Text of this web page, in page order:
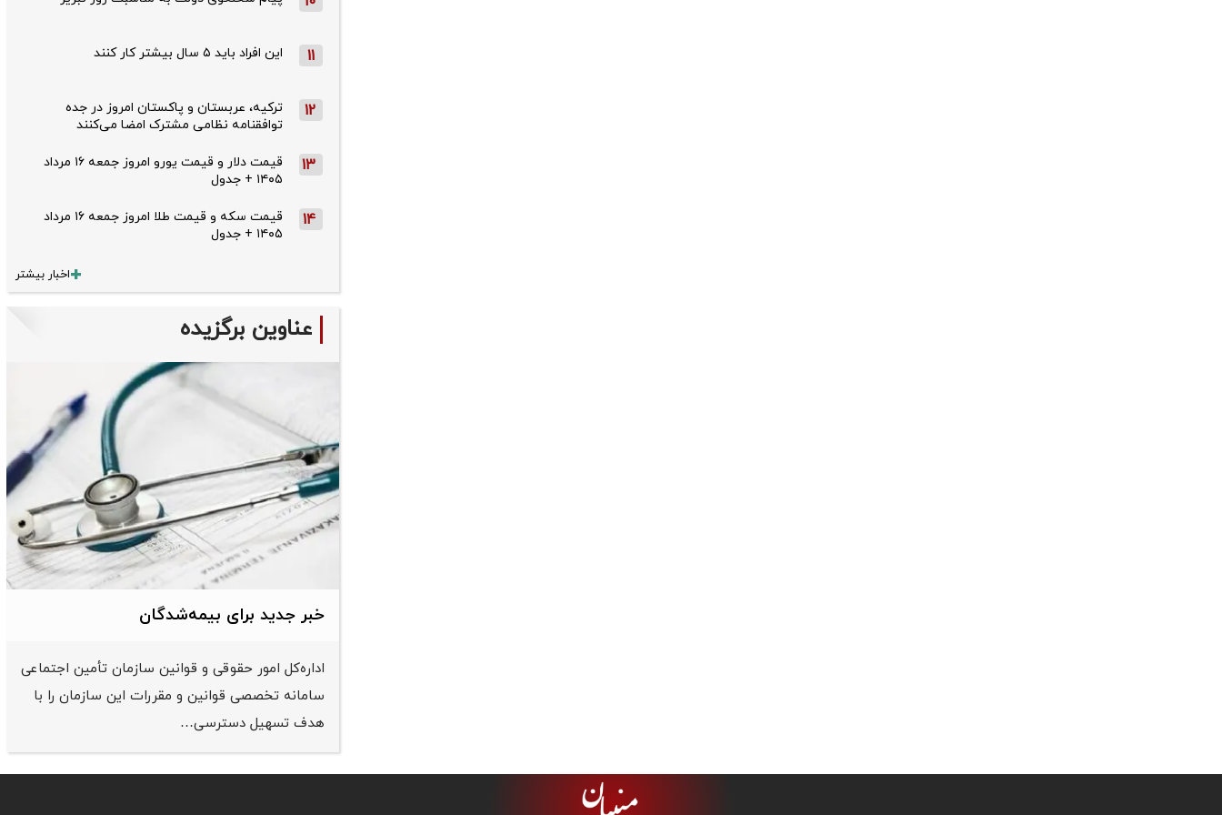
11 این افراد باید ۵ سال بیشتر کار کنند
12
ترکیه، عربستان و پاکستان امروز در جده
توافقنامه نظامی مشترک امضا می‌کنند
13
قیمت دلار و قیمت یورو امروز جمعه ۱۶ مرداد
۱۴۰۵ + جدول
14
قیمت سکه و قیمت طلا امروز جمعه ۱۶ مرداد
۱۴۰۵ + جدول
اخبار بیشتر
عناوین برگزیده
خبر جدید برای بیمه‌شدگان
اداره‌کل امور حقوقی و قوانین سازمان تأمین اجتماعی
سامانه تخصصی قوانین و مقررات این سازمان را با
هدف تسهیل دسترسی…